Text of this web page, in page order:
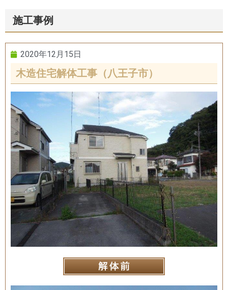
施工事例
2020年12月15日
木造住宅解体工事（八王子市）